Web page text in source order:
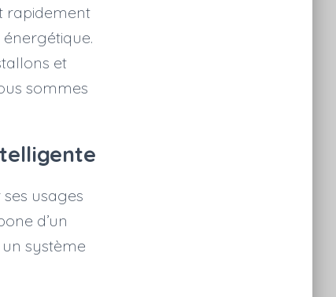
rapidement
et
sommes
usages
d’un
système